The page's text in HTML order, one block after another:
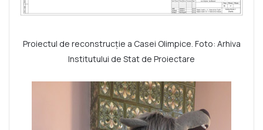
Proiectul de reconstrucție a Casei Olimpice. Foto: Arhiva
Institutului de Stat de Proiectare